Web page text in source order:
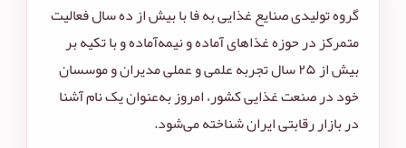
گروه تولیدی صنایع غذایی به فا با بیش از ده سال فعالیت
متمرکز در حوزه غذاهای آماده و نیمه‌آماده و با تکیه بر
بیش از ۲۵ سال تجربه علمی و عملی مدیران و موسسان
خود در صنعت غذایی کشور، امروز به‌عنوان یک نام آشنا
در بازار رقابتی ایران شناخته می‌شود.